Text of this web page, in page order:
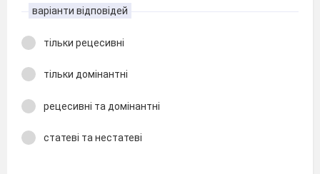
варіанти відповідей
тільки рецесивні
тільки домінантні
рецесивні та домінантні
статеві та нестатеві